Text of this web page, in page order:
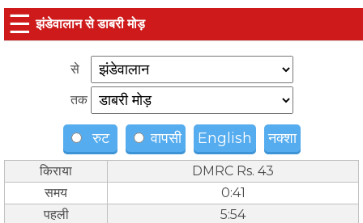
☰ झंडेवालान से डाबरी मोड़
से
तक
रुट वापसी English नक्शा
किराया
DMRC Rs. 43
समय
0:41
पहली
5:54